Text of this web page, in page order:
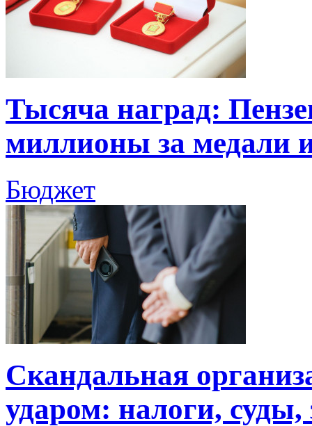
Тысяча наград:
миллионы за медали
Бюджет
Скандальная
ударом: налоги,